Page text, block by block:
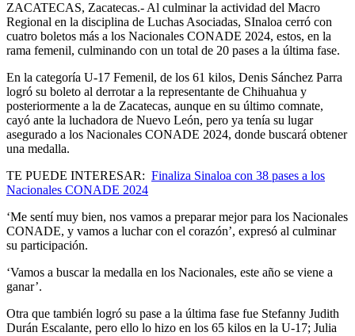
ZACATECAS, Zacatecas.- Al culminar la actividad del Macro
Regional en la disciplina de Luchas Asociadas, SInaloa cerró con
cuatro boletos más a los Nacionales CONADE 2024, estos, en la
rama femenil, culminando con un total de 20 pases a la última fase.
En la categoría U-17 Femenil, de los 61 kilos, Denis Sánchez Parra
logró su boleto al derrotar a la representante de Chihuahua y
posteriormente a la de Zacatecas, aunque en su último comnate,
cayó ante la luchadora de Nuevo León, pero ya tenía su lugar
asegurado a los Nacionales CONADE 2024, donde buscará obtener
una medalla.
TE PUEDE INTERESAR: Finaliza Sinaloa con 38 pases a los
Nacionales CONADE 2024
‘Me sentí muy bien, nos vamos a preparar mejor para los Nacionales
CONADE, y vamos a luchar con el corazón’, expresó al culminar
su participación.
‘Vamos a buscar la medalla en los Nacionales, este año se viene a
ganar’.
Otra que también logró su pase a la última fase fue Stefanny Judith
Durán Escalante, pero ello lo hizo en los 65 kilos en la U-17; Julia